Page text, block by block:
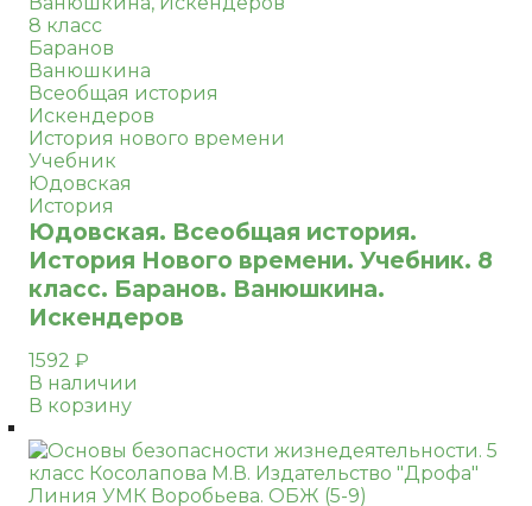
8 класс
Баранов
Ванюшкина
Всеобщая история
Искендеров
История нового времени
Учебник
Юдовская
История
Юдовская. Всеобщая история.
История Нового времени. Учебник. 8
класс. Баранов. Ванюшкина.
Искендеров
1592 ₽
В наличии
В корзину